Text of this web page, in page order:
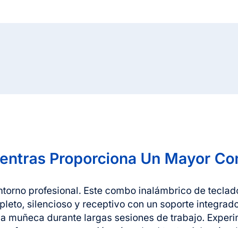
Proporciona Un Mayor
profesional. Este combo inalámbrico de
silencioso y receptivo con un soporte
muñeca durante largas sesiones de trabajo.